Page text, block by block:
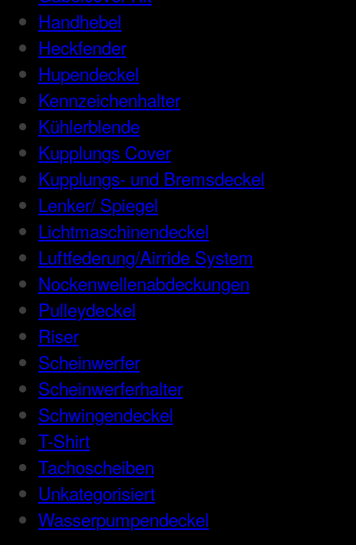
Handhebel
Heckfender
Hupendeckel
Kennzeichenhalter
Kühlerblende
Kupplungs Cover
Kupplungs- und Bremsdeckel
Lenker/ Spiegel
Lichtmaschinendeckel
Luftfederung/Airride System
Nockenwellenabdeckungen
Pulleydeckel
Riser
Scheinwerfer
Scheinwerferhalter
Schwingendeckel
T-Shirt
Tachoscheiben
Unkategorisiert
Wasserpumpendeckel